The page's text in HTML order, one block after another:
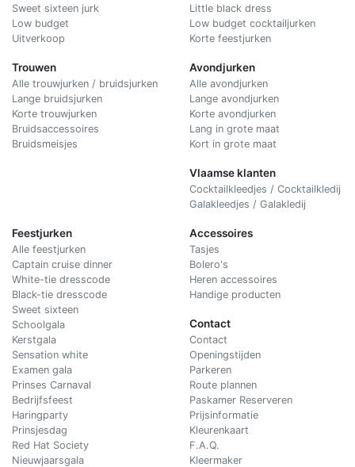
Sweet sixteen jurk
Low budget
Uitverkoop
Trouwen
Alle trouwjurken / bruidsjurken
Lange bruidsjurken
Korte trouwjurken
Bruidsaccessoires
Bruidsmeisjes
Little black dress
Low budget cocktailjurken
Korte feestjurken
Avondjurken
Alle avondjurken
Lange avondjurken
Korte avondjurken
Lang in grote maat
Kort in grote maat
Vlaamse klanten
Cocktailkleedjes / Cocktailkledij
Galakleedjes / Galakledij
Feestjurken
Alle feestjurken
Captain cruise dinner
White-tie dresscode
Black-tie dresscode
Sweet sixteen
Schoolgala
Kerstgala
Sensation white
Examen gala
Prinses Carnaval
Bedrijfsfeest
Haringparty
Prinsjesdag
Red Hat Society
Nieuwjaarsgala
Accessoires
Tasjes
Bolero's
Heren accessoires
Handige producten
Contact
Contact
Openingstijden
Parkeren
Route plannen
Paskamer Reserveren
Prijsinformatie
Kleurenkaart
F.A.Q.
Kleermaker